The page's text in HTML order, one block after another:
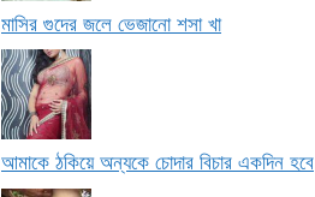
মাসির গুদের জলে ভেজানো শসা খা
আমাকে ঠকিয়ে অন্যকে চোদার বিচার একদিন হবে